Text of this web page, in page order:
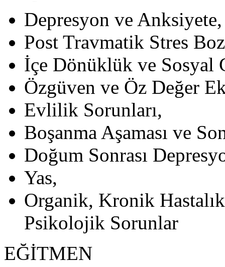
Depresyon ve Anksiyete,
Post Travmatik Stres
İçe Dönüklük ve Sosyal
Özgüven ve Öz Değer
Evlilik Sorunları,
Boşanma Aşaması ve
Doğum Sonrası
Yas,
Organik, Kronik
Psikolojik Sorunlar
EĞİTMEN